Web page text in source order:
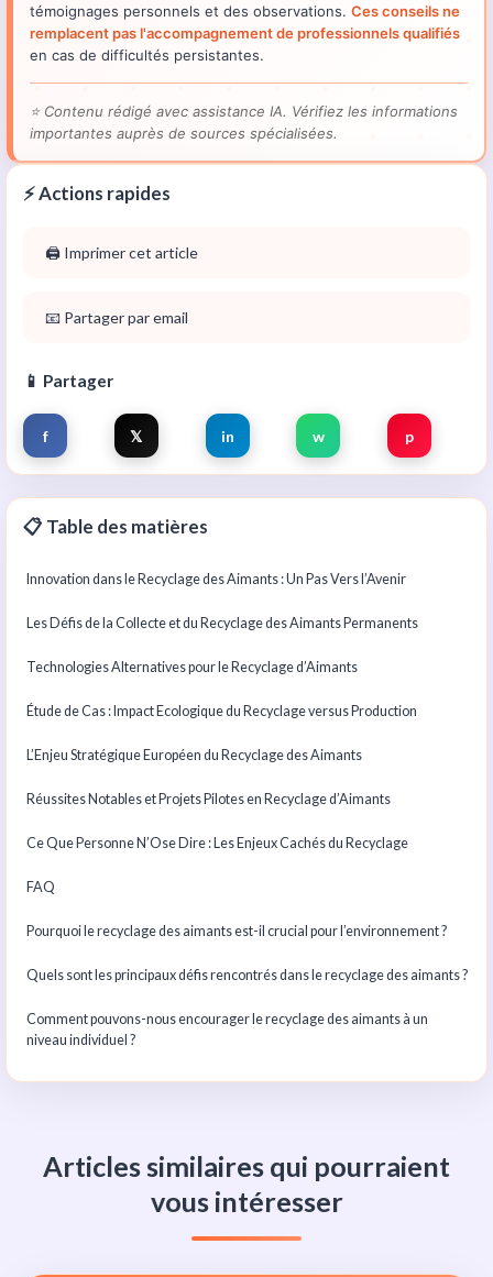
témoignages personnels et des observations. Ces conseils ne
remplacent pas l'accompagnement de professionnels qualifiés
en cas de difficultés persistantes.
⭐ Contenu rédigé avec assistance IA. Vérifiez les informations
importantes auprès de sources spécialisées.
⚡ Actions rapides
🖨️ Imprimer cet article
📧 Partager par email
📱 Partager
f 𝕏 in w p
📋 Table des matières
Innovation dans le Recyclage des Aimants : Un Pas Vers l’Avenir
Les Défis de la Collecte et du Recyclage des Aimants Permanents
Technologies Alternatives pour le Recyclage d’Aimants
Étude de Cas : Impact Ecologique du Recyclage versus Production
L’Enjeu Stratégique Européen du Recyclage des Aimants
Réussites Notables et Projets Pilotes en Recyclage d’Aimants
Ce Que Personne N’Ose Dire : Les Enjeux Cachés du Recyclage
FAQ
Pourquoi le recyclage des aimants est-il crucial pour l’environnement ?
Quels sont les principaux défis rencontrés dans le recyclage des aimants ?
Comment pouvons-nous encourager le recyclage des aimants à un
niveau individuel ?
Articles similaires qui pourraient
vous intéresser